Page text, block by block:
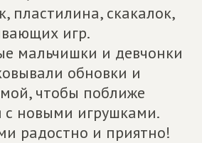
пластилина, скакалок,
игр.
мальчишки и девчонки
обновки и
чтобы поближе
с новыми игрушками.
радостно и приятно!